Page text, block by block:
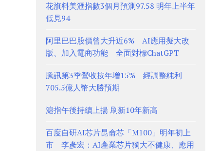
花旗料美滙指數3個月預測97.58 明年上半年
低見94
阿里巴巴股價曾大升近6% AI應用擬大改
版、加入電商功能 全面對標ChatGPT
騰訊第3季營收按年增15% 經調整純利
705.5億人幣大勝預期
滬指午後持續上揚 刷新10年新高
百度自研AI芯片昆侖芯「M100」明年初上
市 李彥宏：AI產業芯片獨大不健康、應用